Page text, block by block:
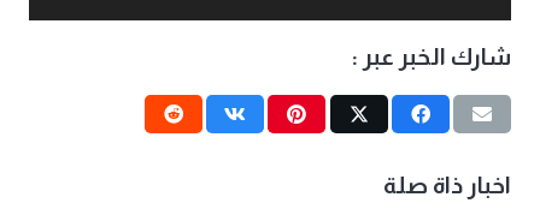
شارك الخبر عبر :
اخبار ذاة صلة